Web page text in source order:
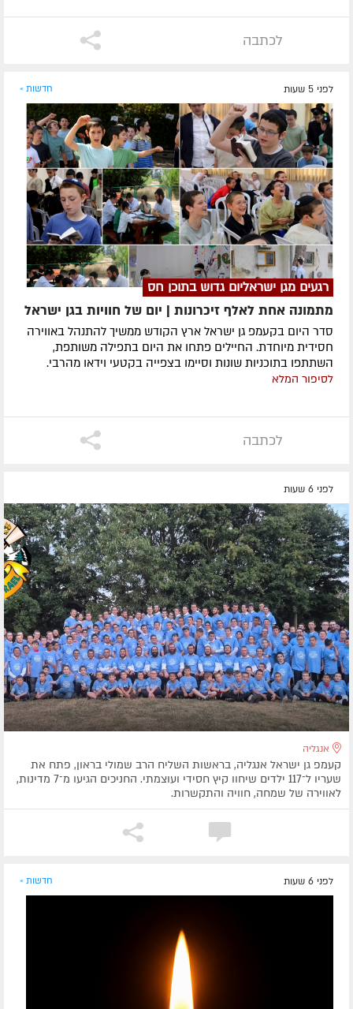
לכתבה
לפני 5 שעות חדשות »
רגעים מגן ישראליום גדוש בתוכן חס
מתמונה אחת לאלף זיכרונות | יום של חוויות בגן ישראל
סדר היום בקעמפ גן ישראל ארץ הקודש ממשיך להתנהל באווירה
חסידית מיוחדת. החיילים פתחו את היום בתפילה משותפת,
השתתפו בתוכניות שונות וסיימו בצפייה בקטעי וידאו מהרבי.
לסיפור המלא
לכתבה
לפני 6 שעות
אנגליה
קעמפ גן ישראל אנגליה, בראשות השליח הרב שמולי בראון, פתח את
שעריו ל־117 ילדים שיחוו קיץ חסידי ועוצמתי. החניכים הגיעו מ־7 מדינות,
לאווירה של שמחה, חוויה והתקשרות.
לפני 6 שעות חדשות »